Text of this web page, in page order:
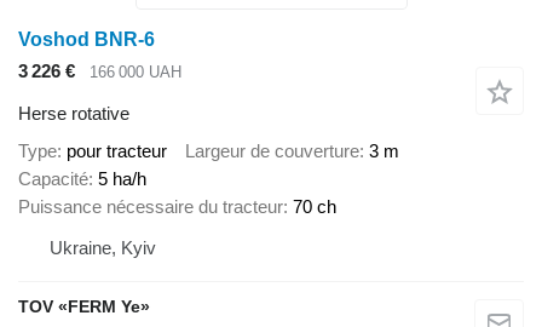
Voshod BNR-6
3 226 €
166 000 UAH
Herse rotative
Type pour tracteur Largeur de couverture 3 m
Capacité 5 ha/h
Puissance nécessaire du tracteur 70 ch
Ukraine, Kyiv
TOV «FERM Ye»